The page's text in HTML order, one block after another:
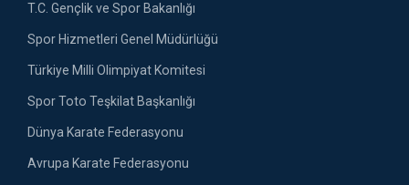
T.C. Gençlik ve Spor Bakanlığı
Spor Hizmetleri Genel Müdürlüğü
Türkiye Milli Olimpiyat Komitesi
Spor Toto Teşkilat Başkanlığı
Dünya Karate Federasyonu
Avrupa Karate Federasyonu